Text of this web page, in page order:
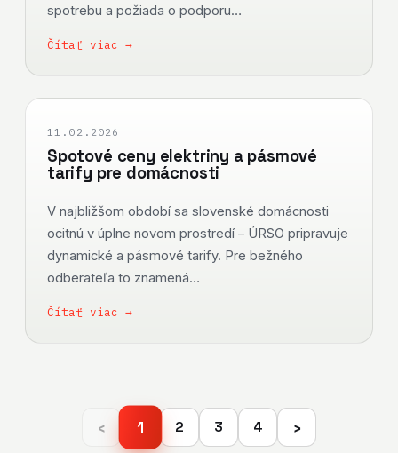
spotrebu a požiada o podporu…
Čítať viac →
11.02.2026
Spotové ceny elektriny a pásmové
tarify pre domácnosti
V najbližšom období sa slovenské domácnosti
ocitnú v úplne novom prostredí – ÚRSO pripravuje
dynamické a pásmové tarify. Pre bežného
odberateľa to znamená…
Čítať viac →
‹ 1 2 3 4 ›